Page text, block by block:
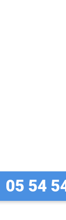
05 54